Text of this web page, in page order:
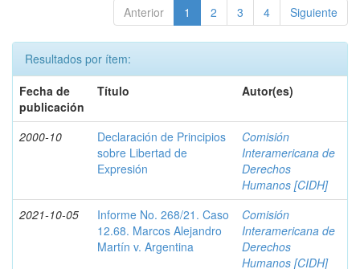
Anterior 1 2 3 4 Siguiente
Resultados por ítem:
Fecha de
publicación
Título Autor(es)
2000-10
Declaración de Principios
sobre Libertad de
Expresión
Comisión
Interamericana de
Derechos
Humanos [CIDH]
2021-10-05
Informe No. 268/21. Caso
12.68. Marcos Alejandro
Martín v. Argentina
Comisión
Interamericana de
Derechos
Humanos [CIDH]